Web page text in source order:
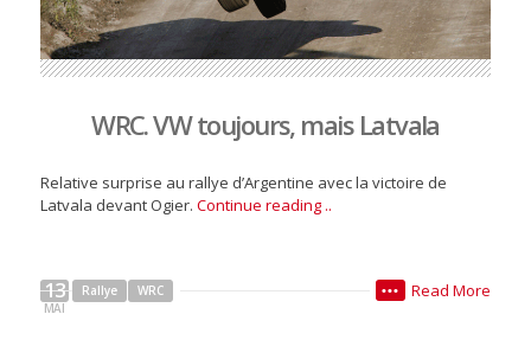
WRC. VW toujours, mais Latvala
Relative surprise au rallye d’Argentine avec la victoire de
Latvala devant Ogier. Continue reading ..
13
MAI
Rallye WRC Read More
•••